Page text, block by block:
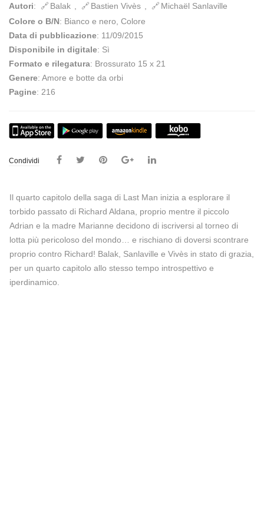
Autori: Balak Bastien Vivès
Michaël Sanlaville
Colore o B/N: Bianco e nero, Colore
Data di pubblicazione: 11/09/2015
Disponibile in digitale: Sì
Formato e rilegatura: Brossurato 15 x 21
Genere: Amore e botte da orbi
Pagine: 216
Condividi
Il quarto capitolo della saga di Last Man inizia a esplorare il
torbido passato di Richard Aldana, proprio mentre il piccolo
Adrian e la madre Marianne decidono di iscriversi al torneo di
lotta più pericoloso del mondo… e rischiano di doversi scontrare
proprio contro Richard! Balak, Sanlaville e Vivès in stato di grazia,
per un quarto capitolo allo stesso tempo introspettivo e
iperdinamico.